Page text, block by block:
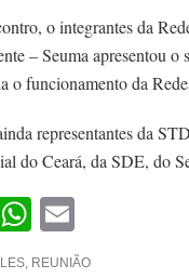
o integrantes da
– Seuma apresentou o
o funcionamento da
representantes da
do Ceará, da SDE, do
WhatsApp
, REUNIÃO